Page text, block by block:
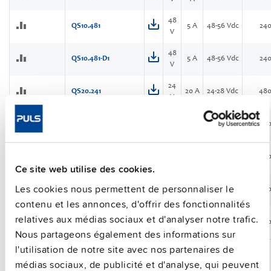
Ce site web utilise des cookies.
Les cookies nous permettent de personnaliser le
contenu et les annonces, d'offrir des fonctionnalités
relatives aux médias sociaux et d'analyser notre trafic.
Nous partageons également des informations sur
l'utilisation de notre site avec nos partenaires de
médias sociaux, de publicité et d'analyse, qui peuvent
QS10.481
48
V
5 A 48-56 Vdc
QS10.481-D1
48
V
5 A 48-56 Vdc
QS20.241
24
V
20 A 24-28 Vdc
24-28 Vdc
QS20.361 36-42 Vdc
QS20.481
48
10 A 48-55 Vdc